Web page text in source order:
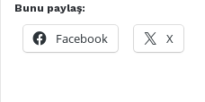
Bunu paylaş:
Facebook X